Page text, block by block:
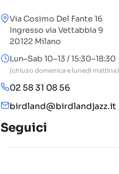
Via Cosimo Del Fante 16
Ingresso via Vettabbia 9
20122 Milano
Lun–Sab 10–13 / 15:30–18:30
(chiuso domenica e lunedì mattina)
02 58 31 08 56
birdland@birdlandjazz.it
Seguici